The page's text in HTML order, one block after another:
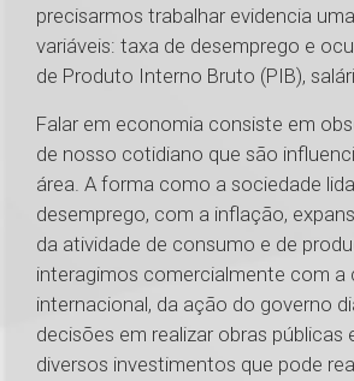
precisarmos trabalhar evidencia
variáveis: taxa de desemprego e
de Produto Interno Bruto (PIB),
Falar em economia consiste em
de nosso cotidiano que são
área. A forma como a sociedade
desemprego, com a inflação,
da atividade de consumo e de
interagimos comercialmente com a
internacional, da ação do governo
decisões em realizar obras públicas
diversos investimentos que pode